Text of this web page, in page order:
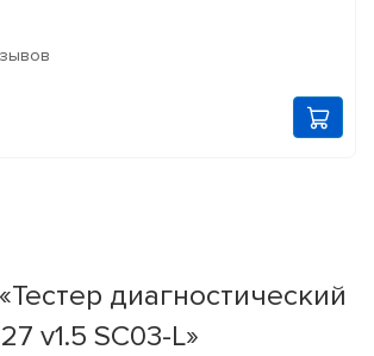
диагностический
v1.5 SC03-L»